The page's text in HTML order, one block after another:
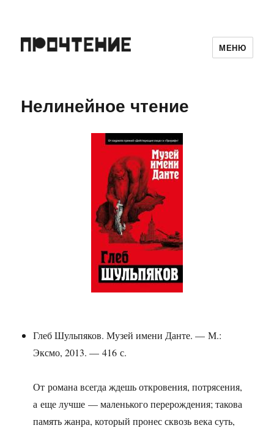
МЕНЮ
Нелинейное чтение
Глеб Шульпяков. Музей имени Данте. — М.:
Эксмо, 2013. — 416 с.
От романа всегда ждешь откровения, потрясения,
а еще лучше — маленького перерождения; такова
память жанра, который пронес сквозь века суть,